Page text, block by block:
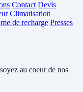
Contact Devis
Climatisation
de recharge Presses
au coeur de nos